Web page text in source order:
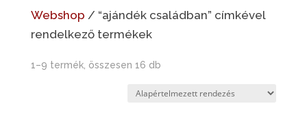
Webshop / “ajándék családban” címkével
rendelkező termékek
1–9 termék, összesen 16 db